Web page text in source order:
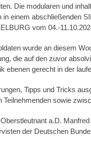
Die modularen und
in einem abschließenden
vom 04.-
wurde an diesem
die auf den zuvor
ebenen gerecht in der
Tipps und Tricks
sowie
a.D.
der Deutschen